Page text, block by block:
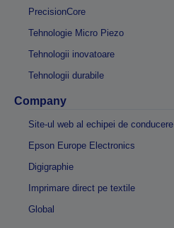
PrecisionCore
Tehnologie Micro Piezo
Tehnologii inovatoare
Tehnologii durabile
Company
Site-ul web al echipei de conducere
Epson Europe Electronics
Digigraphie
Imprimare direct pe textile
Global